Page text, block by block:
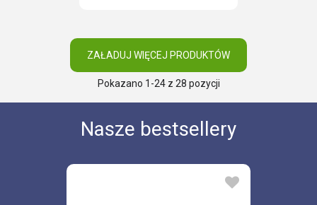
ZAŁADUJ WIĘCEJ PRODUKTÓW
Pokazano 1 -24 z 28 pozycji
Nasze bestsellery